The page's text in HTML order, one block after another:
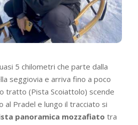
5 chilometri che parte dalla
seggiovia e arriva fino a poco
tratto (Pista Scoiattolo) scende
al Pradel e lungo il tracciato si
panoramica mozzafiato tra